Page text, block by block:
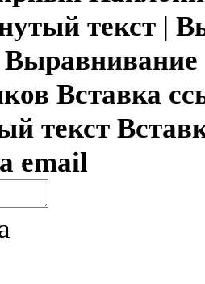
текст |
Вставка
текст
email